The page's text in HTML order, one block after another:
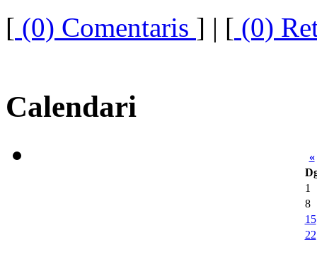
[ (0) Comentaris ] | [ (0)
Calendari
«
1
8
15
22